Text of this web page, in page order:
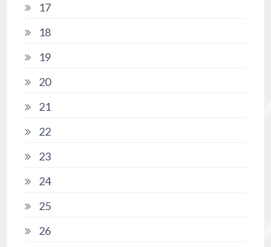
17
18
19
20
21
22
23
24
25
26